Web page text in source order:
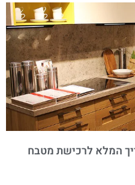
המלא לרכישת מטבח